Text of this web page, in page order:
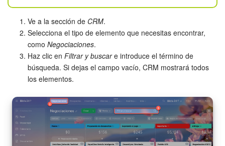
Tareas
Proyectos con IA
CoPilot - IA en Bitrix24
CRM
Reserva
Ve a la sección de CRM.
Selecciona el tipo de elemento que necesitas encontrar,
como Negociaciones.
Haz clic en Filtrar y buscare introduce el término de
búsqueda. Si dejas el campo vacío, CRM mostrará todos
los elementos.